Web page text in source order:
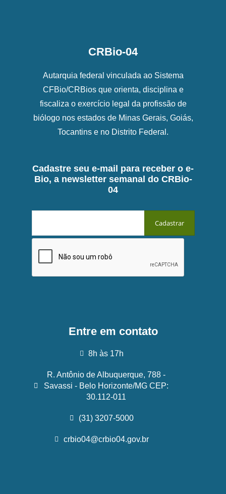
CRBio-04
Autarquia federal vinculada ao Sistema
CFBio/CRBios que orienta, disciplina e
fiscaliza o exercício legal da profissão de
biólogo nos estados de Minas Gerais, Goiás,
Tocantins e no Distrito Federal.
Cadastre seu e-mail para receber o e-
Bio, a newsletter semanal do CRBio-
04
Entre em contato
8h às 17h
R. Antônio de Albuquerque, 788 -
Savassi - Belo Horizonte/MG CEP:
30.112-011
(31) 3207-5000
crbio04@crbio04.gov.br